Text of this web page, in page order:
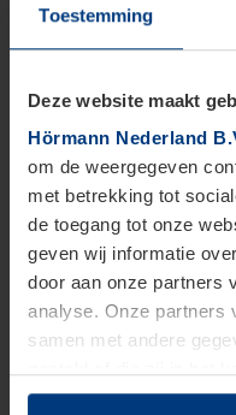
Toestemming
Deze website maakt
Hörmann Nederland
om de weergegeven
met betrekking tot
de toegang tot onze
geven wij informatie
door aan onze partners
analyse. Onze partners
samen met andere
dienstverlening hebben